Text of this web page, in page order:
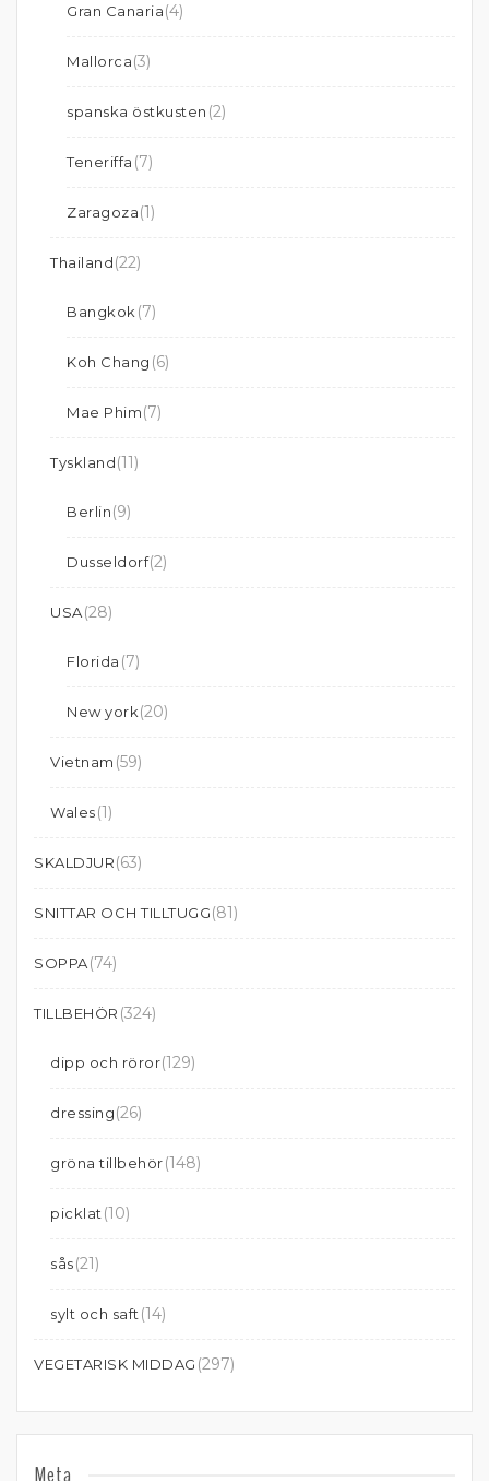
Gran Canaria(4)
Mallorca(3)
spanska östkusten (2)
Teneriffa (7)
Zaragoza(1)
Thailand(22)
Bangkok (7)
Koh Chang (6)
Mae Phim(7)
Tyskland(11)
Berlin(9)
Dusseldorf(2)
USA(28)
Florida (7)
New york(20)
Vietnam (59)
Wales(1)
SKALDJUR(63)
SNITTAR OCH TILLTUGG(81)
SOPPA(74)
TILLBEHÖR (324)
dipp och röror(129)
dressing(26)
gröna tillbehör(148)
picklat (10)
sås(21)
sylt och saft (14)
VEGETARISK MIDDAG (297)
Meta